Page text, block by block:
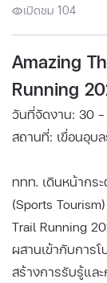
เปิดชม 104
Amazing
Running
วันที่จัดงาน: 30
สถานที่: เขื่อนอุบ
ททท. เดินหน้ากร
(Sports
Trail Running
ผสานเข้ากับการ
สร้างการรับรู้แล